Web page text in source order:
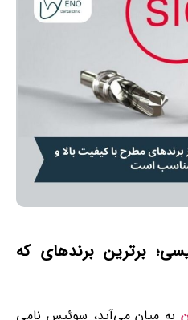
برترین برندهای که
به میان می‌آید، سوئیس نامی